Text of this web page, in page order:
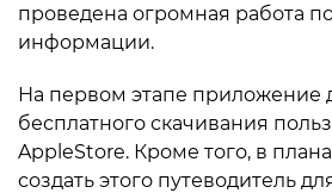
проведена огромная работа
информации.
На первом этапе приложение
бесплатного скачивания
AppleStore. Кроме того, в
создать этого путеводитель